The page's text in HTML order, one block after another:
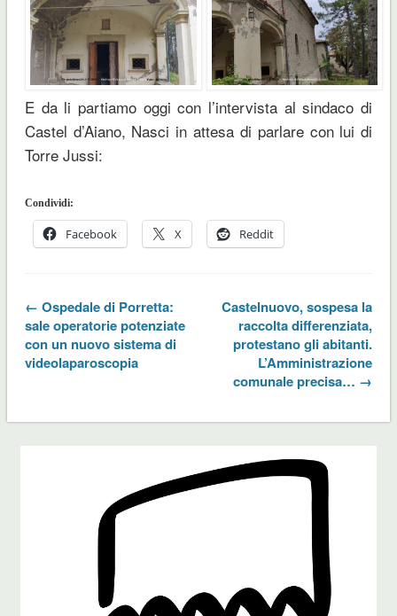
E da li partiamo oggi con l’intervista al sindaco di
Castel d’Aiano, Nasci in attesa di parlare con lui di
Torre Jussi:
Condividi:
Facebook X Reddit
← Ospedale di Porretta:
sale operatorie potenziate
con un nuovo sistema di
videolaparoscopia
Castelnuovo, sospesa la
raccolta differenziata,
protestano gli abitanti.
L’Amministrazione
comunale precisa… →